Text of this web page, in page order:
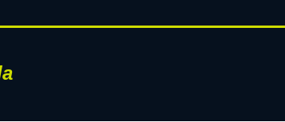
RENKAAT